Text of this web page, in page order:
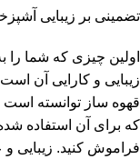
تضمینی بر زیبایی
زیبایی و کارایی آن
قهوه ساز توانسته است
که برای آن استفاده
فراموش کنید. زیبایی